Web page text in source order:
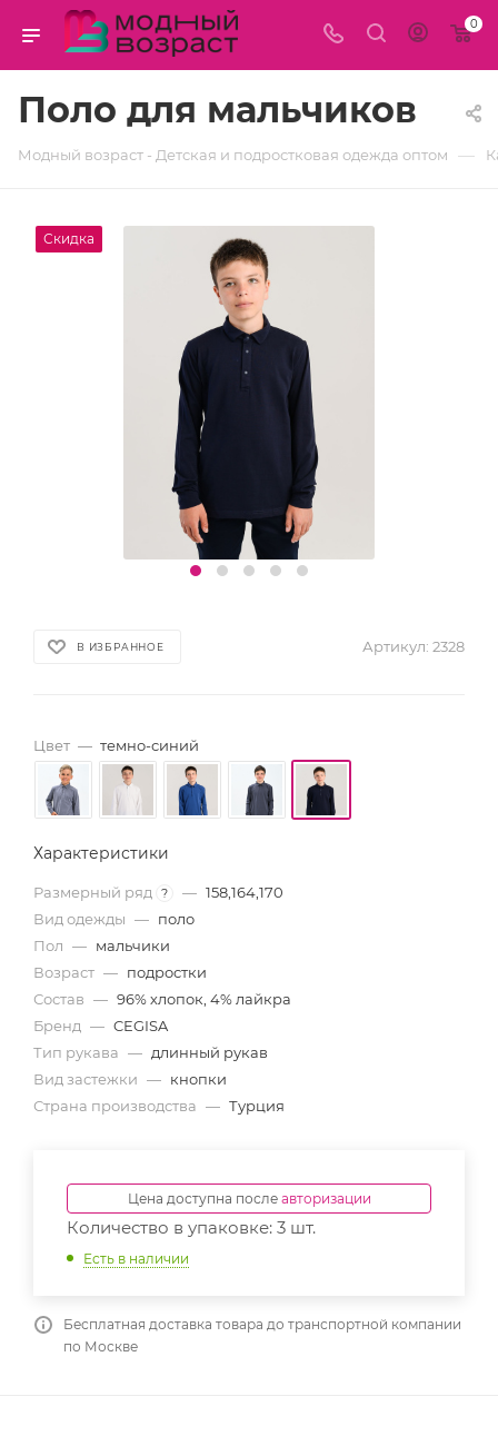
0
Поло для мальчиков
Модный возраст - Детская и подростковая одежда оптом —
Скидка
В ИЗБРАННОЕ Артикул: 2328
Цвет — темно-синий
Характеристики
Размерный ряд ? — 158,164,170
Вид одежды — поло
Пол — мальчики
Возраст — подростки
Состав — 96% хлопок, 4% лайкра
Бренд — CEGISA
Тип рукава — длинный рукав
Вид застежки — кнопки
Страна производства — Турция
Цена доступна после авторизации
Количество в упаковке: 3 шт.
Есть в наличии
Бесплатная доставка товара до транспортной компании
по Москве